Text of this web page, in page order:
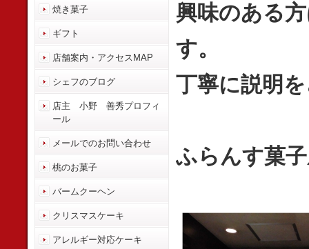
興味のある
す。
丁寧に説明
ふらんす菓
焼き菓子
ギフト
店舗案内・アクセスMAP
シェフのブログ
店主 小野 善秀プロフィ
ール
メールでのお問い合わせ
桃のお菓子
バームクーヘン
クリスマスケーキ
アレルギー対応ケーキ